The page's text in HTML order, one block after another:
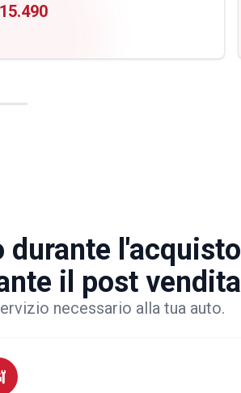
l'acquisto
il post vendita
necessario alla tua auto.